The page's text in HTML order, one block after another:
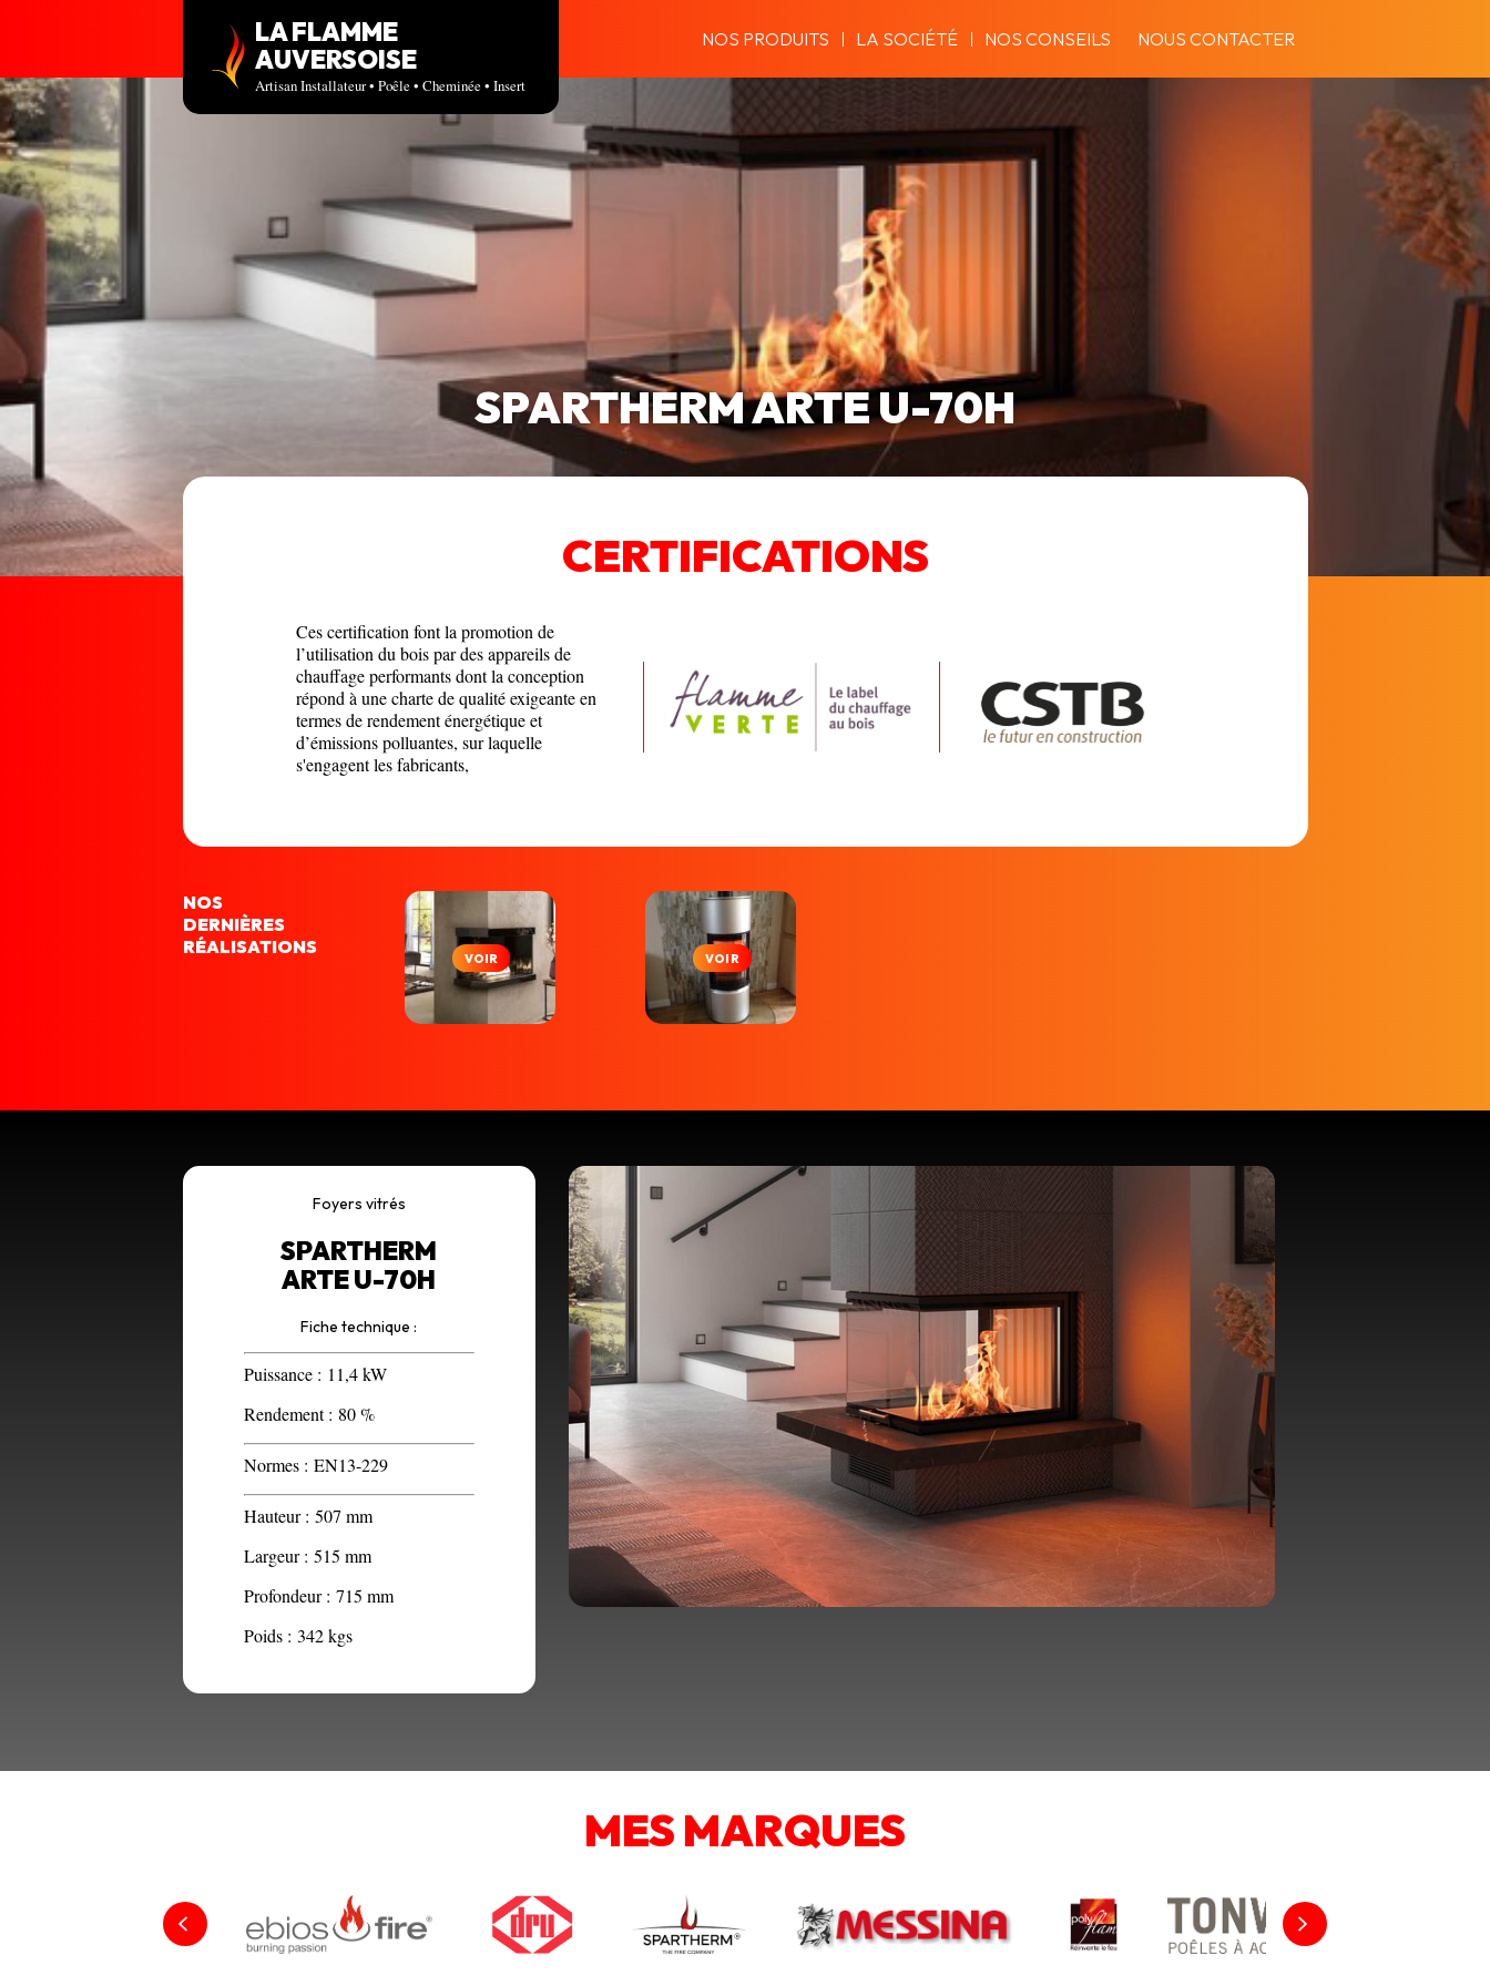
LA FLAMME
AUVERSOISE
Artisan Installateur • Poêle • Cheminée • Insert
NOS PRODUITS LA SOCIÉTÉ NOS CONSEILS NOUS CONTACTER
SPARTHERM ARTE U-70H
CERTIFICATIONS
Ces certification font la promotion de
l’utilisation du bois par des appareils de
chauffage performants dont la conception
répond à une charte de qualité exigeante en
termes de rendement énergétique et
d’émissions polluantes, sur laquelle
s'engagent les fabricants,
NOS
DERNIÈRES
RÉALISATIONS
VOIR VOIR
Foyers vitrés
SPARTHERM
ARTE U-70H
Fiche technique :
Puissance : 11,4 kW
Rendement : 80 %
Normes : EN13-229
Hauteur : 507 mm
Largeur : 515 mm
Profondeur : 715 mm
Poids : 342 kgs
MES MARQUES